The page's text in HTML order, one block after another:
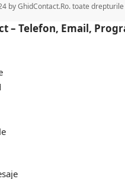
byGhidContact.Ro. toate
– Telefon, Email,